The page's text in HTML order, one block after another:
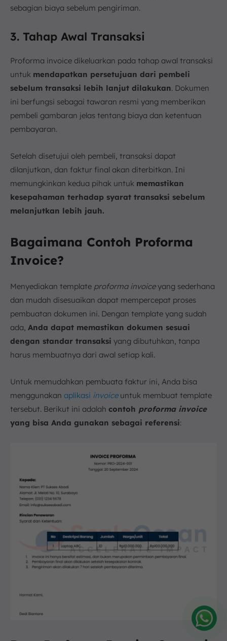
sebagian biaya sebelum pengiriman.
3. Tahap Awal Transaksi
Proforma invoice dikeluarkan pada tahap awal transaksi
untuk mendapatkan persetujuan dari pembeli
sebelum transaksi lebih lanjut dilakukan. Dokumen
ini berfungsi sebagai tawaran resmi yang memberikan
pembeli gambaran jelas tentang biaya dan ketentuan
pembayaran.
Setelah disetujui oleh pembeli, transaksi dapat
dilanjutkan, dan faktur final akan diterbitkan. Ini
memungkinkan kedua pihak untuk memastikan
kesepahaman terhadap syarat transaksi sebelum
melanjutkan lebih jauh.
Bagaimana Contoh Proforma
Invoice?
Menyediakan template proforma invoiceyang sederhana
dan mudah disesuaikan dapat mempercepat proses
pembuatan dokumen ini. Dengan template yang sudah
ada, Anda dapat memastikan dokumen sesuai
dengan standar transaksi yang dibutuhkan, tanpa
harus membuatnya dari awal setiap kali.
Untuk memudahkan pembuata faktur ini, Anda bisa
menggunakan aplikasi invoiceuntuk membuat template
tersebut. Berikut ini adalah contoh proforma invoice
yang bisa Anda gunakan sebagai referensi: